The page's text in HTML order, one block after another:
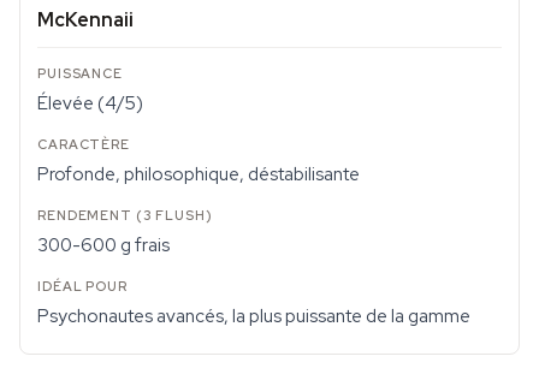
McKennaii
Élevée (4/5)
Profonde, philosophique, déstabilisante
300-600 g frais
Psychonautes avancés, la plus puissante de la gamme